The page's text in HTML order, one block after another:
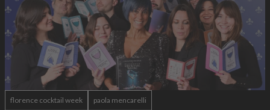
florence cocktail week paola mencarelli